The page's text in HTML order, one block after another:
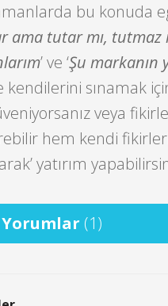
bu konuda
ama tutar mı, tutmaz
’ ve ‘Şu markanın
kendilerini sınamak
veya
hem kendi
yatırım
Yorumlar (1)